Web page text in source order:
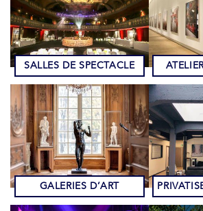
SALLES DE SPECTACLE
GALERIES D’ART